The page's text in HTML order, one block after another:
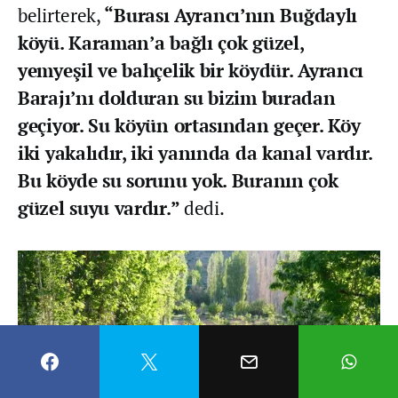
belirterek,“Burası Ayrancı’nın Buğdaylı
köyü. Karaman’a bağlı çok güzel,
yemyeşil ve bahçelik bir köydür. Ayrancı
Barajı’nı dolduran su bizim buradan
geçiyor. Su köyün ortasından geçer. Köy
iki yakalıdır, iki yanında da kanal vardır.
Bu köyde su sorunu yok. Buranın çok
güzel suyu vardır.”dedi.